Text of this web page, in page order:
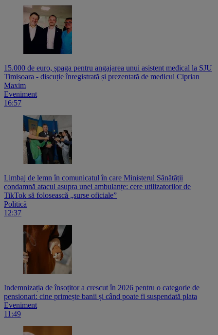
15.000 de euro, șpaga pentru angajarea unui asistent medical la SJU
Timișoara - discuție înregistrată și prezentată de medicul Ciprian
Maxim
Eveniment
16:57
Limbaj de lemn în comunicatul în care Ministerul Sănătății
condamnă atacul asupra unei ambulanțe: cere utilizatorilor de
TikTok să folosească „surse oficiale”
Politică
12:37
Indemnizația de însoțitor a crescut în 2026 pentru o categorie de
pensionari: cine primește banii și când poate fi suspendată plata
Eveniment
11:49